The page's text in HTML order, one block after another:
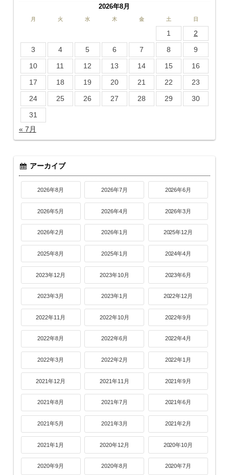
2026年8月
月 火 水 木 金 土 日
1
2
3
4 5 6 7 8
9
10
11 12 13 14 15
16
17
18 19 20 21 22
23
24
25 26 27 28 29
30
31
« 7月
アーカイブ
2026年8月 2026年7月 2026年6月
2026年5月 2026年4月 2026年3月
2026年2月 2026年1月 2025年12月
2025年8月 2025年1月 2024年4月
2023年12月 2023年10月 2023年6月
2023年3月 2023年1月 2022年12月
2022年11月 2022年10月 2022年9月
2022年8月 2022年6月 2022年4月
2022年3月 2022年2月 2022年1月
2021年12月 2021年11月 2021年9月
2021年8月 2021年7月 2021年6月
2021年5月 2021年3月 2021年2月
2021年1月 2020年12月 2020年10月
2020年9月 2020年8月 2020年7月